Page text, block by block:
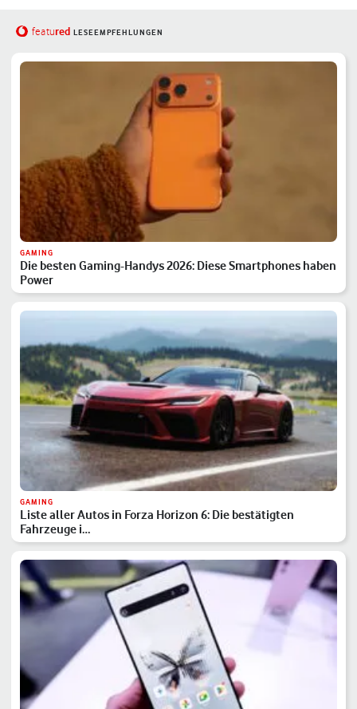
featured LESEEMPFEHLUNGEN
GAMING
Die besten Gaming-Handys 2026: Diese Smartphones haben
Power
GAMING
Liste aller Autos in Forza Horizon 6: Die bestätigten
Fahrzeuge i…